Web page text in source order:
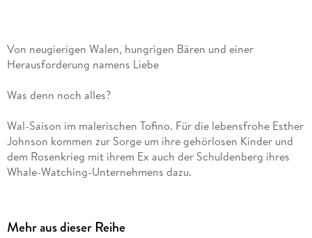
Von neugierigen Walen, hungrigen Bären und einer
Herausforderung namens Liebe
Was denn noch alles?
Wal-Saison im malerischen Tofino. Für die lebensfrohe Esther
Johnson kommen zur Sorge um ihre gehörlosen Kinder und
dem Rosenkrieg mit ihrem Ex auch der Schuldenberg ihres
Whale-Watching-Unternehmens dazu.
Erholung hierhergekommen ist. Gleichermaßen fasziniert und
irritiert, ahnt sie nichts von den Herausforderungen, die der
Mehr aus dieser Reihe